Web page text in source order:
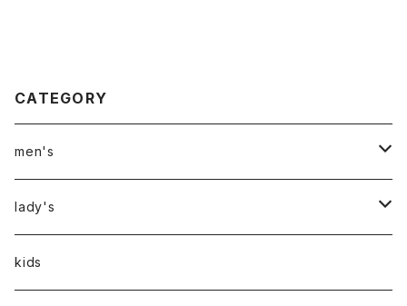
CATEGORY
men's
アウター
トップス
lady's
アウター
kids